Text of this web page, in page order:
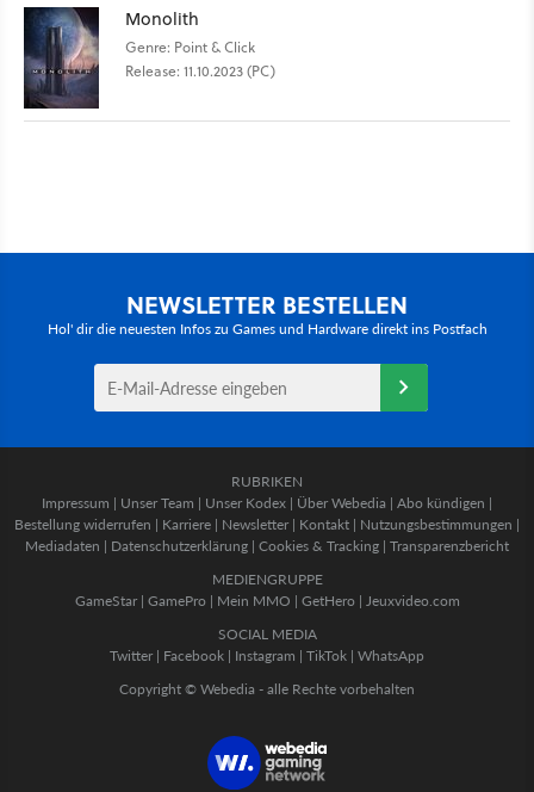
Monolith
Genre: Point & Click
Release: 11.10.2023 (PC)
NEWSLETTER BESTELLEN
Hol' dir die neuesten Infos zu Games und Hardware direkt ins Postfach
RUBRIKEN
Impressum | Unser Team | Unser Kodex | Über Webedia | Abo kündigen |
Bestellung widerrufen | Karriere | Newsletter | Kontakt | Nutzungsbestimmungen |
Mediadaten | Datenschutzerklärung | Cookies & Tracking | Transparenzbericht
MEDIENGRUPPE
GameStar| GamePro | Mein MMO | GetHero | Jeuxvideo.com
SOCIAL MEDIA
Twitter | Facebook | Instagram | TikTok | WhatsApp
Copyright © Webedia - alle Rechte vorbehalten